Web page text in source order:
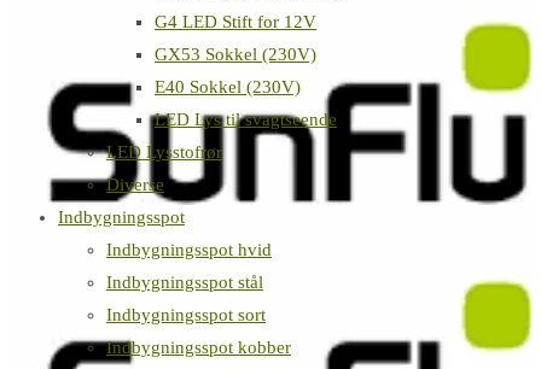
G4 LED Stift for 12V
GX53 Sokkel (230V)
E40 Sokkel (230V)
LED Lys til svagtseende
LED Lysstofrør
Diverse
Indbygningsspot
Indbygningsspot hvid
Indbygningsspot stål
Indbygningsspot sort
Indbygningsspot kobber